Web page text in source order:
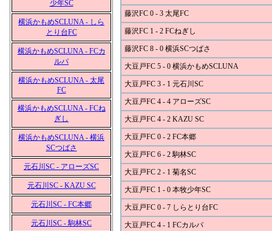
少年SC
横浜かもめSCLUNA - しら
とり台FC
横浜かもめSCLUNA - FCカ
ルパ
横浜かもめSCLUNA - 太尾
FC
横浜かもめSCLUNA - FCね
ぎし
横浜かもめSCLUNA - 横浜
SCつばさ
元石川SC - アローズSC
元石川SC - KAZU SC
元石川SC - FC本郷
元石川SC - 駒林SC
藤沢FC 0 - 3 太尾FC
藤沢FC 1 - 2 FCねぎし
藤沢FC 8 - 0 横浜SCつばさ
大豆戸FC 5 - 0 横浜かもめSCLUNA
大豆戸FC 3 - 1 元石川SC
大豆戸FC 4 - 4 アローズSC
大豆戸FC 4 - 2 KAZU SC
大豆戸FC 0 - 2 FC本郷
大豆戸FC 6 - 2 駒林SC
大豆戸FC 2 - 1 菊名SC
大豆戸FC 1 - 0 本牧少年SC
大豆戸FC 0 - 7 しらとり台FC
大豆戸FC 4 - 1 FCカルパ